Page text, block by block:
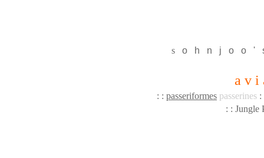
s o h n j o o '
a v i
: : passeriformes passerines
: : Jungle